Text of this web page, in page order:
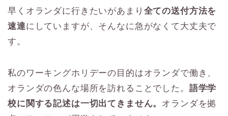
早くオランダに行きたいがあまり 全ての送付方法を
速達にしていますが、そんなに急がなくて大丈夫で
す。
私のワーキングホリデーの目的はオランダで働き、
オランダの色んな場所を訪れることでした。 語学学
校に関する記述は一切出てきません。 オランダを拠